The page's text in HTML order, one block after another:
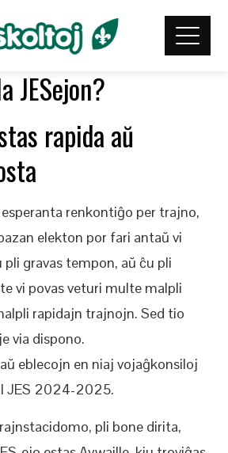
JESejon?
rapida aŭ
renkontiĝo per trajno,
elekton por fari antaŭ vi
gravas tempon, aŭ ĉu pli
vi povas veturi multe malpli
rapidajn trajnojn. Sed tio
via dispono.
eblecojn en niaj vojaĝkonsiloj
JES 2024-2025.
pli bone dirita,